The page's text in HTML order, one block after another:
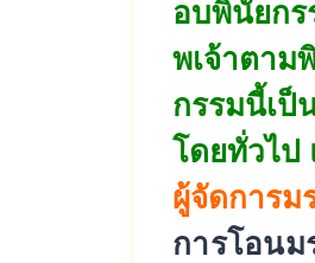
อบพินัยก
พเจ้าตาม
กรรมนี้เป็
โดยทั่วไป
ผู้จัดการม
การโอน